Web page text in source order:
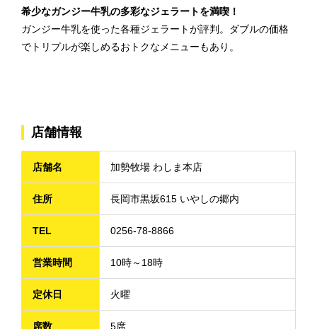
希少なガンジー牛乳の多彩なジェラートを満喫！
ガンジー牛乳を使った各種ジェラートが評判。ダブルの価格
でトリプルが楽しめるおトクなメニューもあり。
店舗情報
店舗名 加勢牧場 わしま本店
住所 長岡市黒坂615 いやしの郷内
TEL 0256-78-8866
営業時間 10時～18時
定休日 火曜
席数 5席